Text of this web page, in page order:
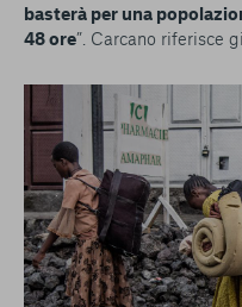
basterà per una
48 ore”. Carcano riferisce